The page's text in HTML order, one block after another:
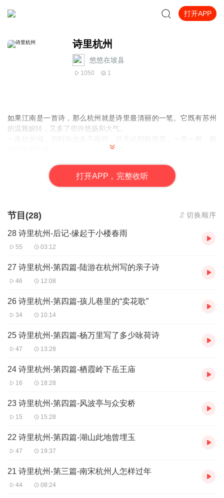
打开APP
诗里杭州
悠悠在坡县
1050 1
如果江南是一首诗，那么杭州就是诗里最清丽的一笔。它既有苏州
的温雅婉转，又多了些许悠扬和大气。
青石板上，有绵绵细雨飘落写下的诗行；林荫路上，有习习微风拂
过留下的词章。柳条疏疏，桃花掩映，湖水沉沉。乘一叶小舟，便
千百年来，多少文人墨客在杭州流连，沉醉于这一湖一城：白居
然而，千万首诗词，也说不完一座杭州城；千万幅画卷，也临摹不
尽缕缕杭州韵。
南。
打开APP，完整收听
节目(28) 切换顺序
28 诗里杭州-后记-缘起于小楼春雨
55 03:12
27 诗里杭州-第四篇-陆游在杭州写的亲子诗
46 12:08
26 诗里杭州-第四篇-孩儿巷里的“卖花歌”
34 10:14
25 诗里杭州-第四篇-杨万里写了多少咏荷诗
47 13:28
24 诗里杭州-第四篇-栖霞岭下岳王庙
16 18:28
23 诗里杭州-第四篇-风波亭与众安桥
15 15:28
22 诗里杭州-第四篇-湖山此地曾埋玉
47 19:37
21 诗里杭州-第三篇-南宋杭州人怎样过年
44 08:24